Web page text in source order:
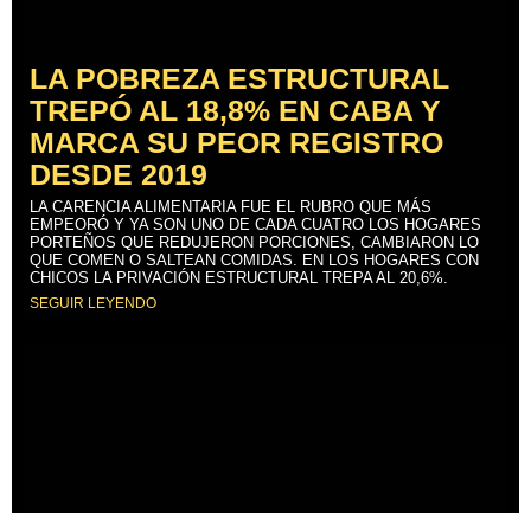
LA POBREZA ESTRUCTURAL
TREPÓ AL 18,8% EN CABA Y
MARCA SU PEOR REGISTRO
DESDE 2019
LA CARENCIA ALIMENTARIA FUE EL RUBRO QUE MÁS
EMPEORÓ Y YA SON UNO DE CADA CUATRO LOS HOGARES
PORTEÑOS QUE REDUJERON PORCIONES, CAMBIARON LO
QUE COMEN O SALTEAN COMIDAS. EN LOS HOGARES CON
CHICOS LA PRIVACIÓN ESTRUCTURAL TREPA AL 20,6%.
SEGUIR LEYENDO